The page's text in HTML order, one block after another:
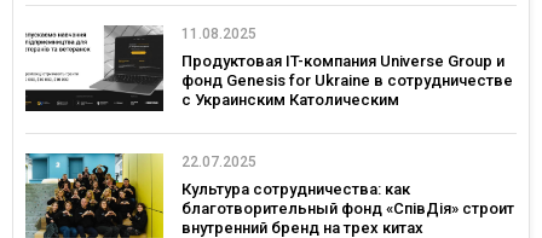
11.08.2025
Продуктовая IT-компания Universe Group и
фонд Genesis for Ukraine в сотрудничестве
с Украинским Католическим
программу и обучение
предпринимательству для ветеранов и
22.07.2025
Культура сотрудничества: как
благотворительный фонд «СпівДія» строит
внутренний бренд на трех китах